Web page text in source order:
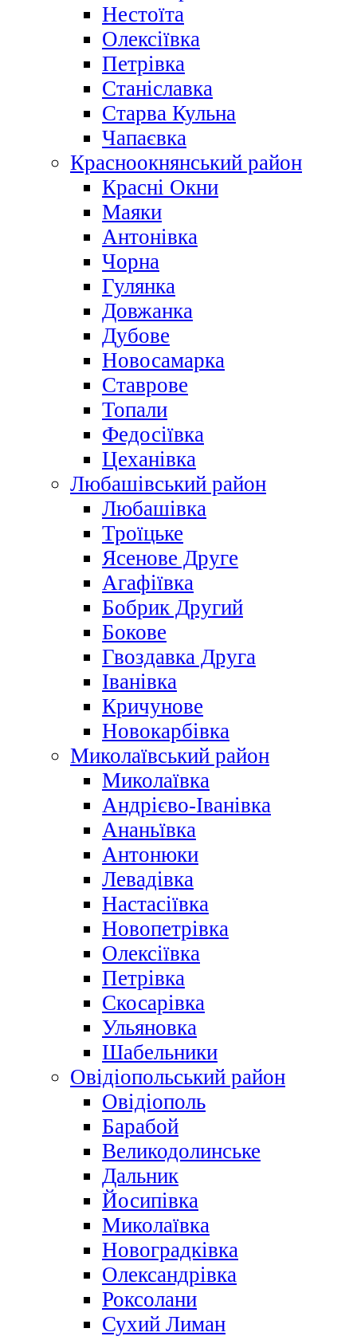
Нестоїта
Олексіївка
Петрівка
Станіславка
Старва Кульна
Чапаєвка
Красноокнянський район
Красні Окни
Маяки
Антонівка
Чорна
Гулянка
Довжанка
Дубове
Новосамарка
Ставрове
Топали
Федосіївка
Цеханівка
Любашівський район
Любашівка
Троїцьке
Ясенове Друге
Агафіївка
Бобрик Другий
Бокове
Гвоздавка Друга
Іванівка
Кричунове
Новокарбівка
Миколаївський район
Миколаївка
Андрієво-Іванівка
Ананьївка
Антонюки
Левадівка
Настасіївка
Новопетрівка
Олексіївка
Петрівка
Скосарівка
Ульяновка
Шабельники
Овідіопольський район
Овідіополь
Барабой
Великодолинське
Дальник
Йосипівка
Миколаївка
Новоградківка
Олександрівка
Роксолани
Сухий Лиман